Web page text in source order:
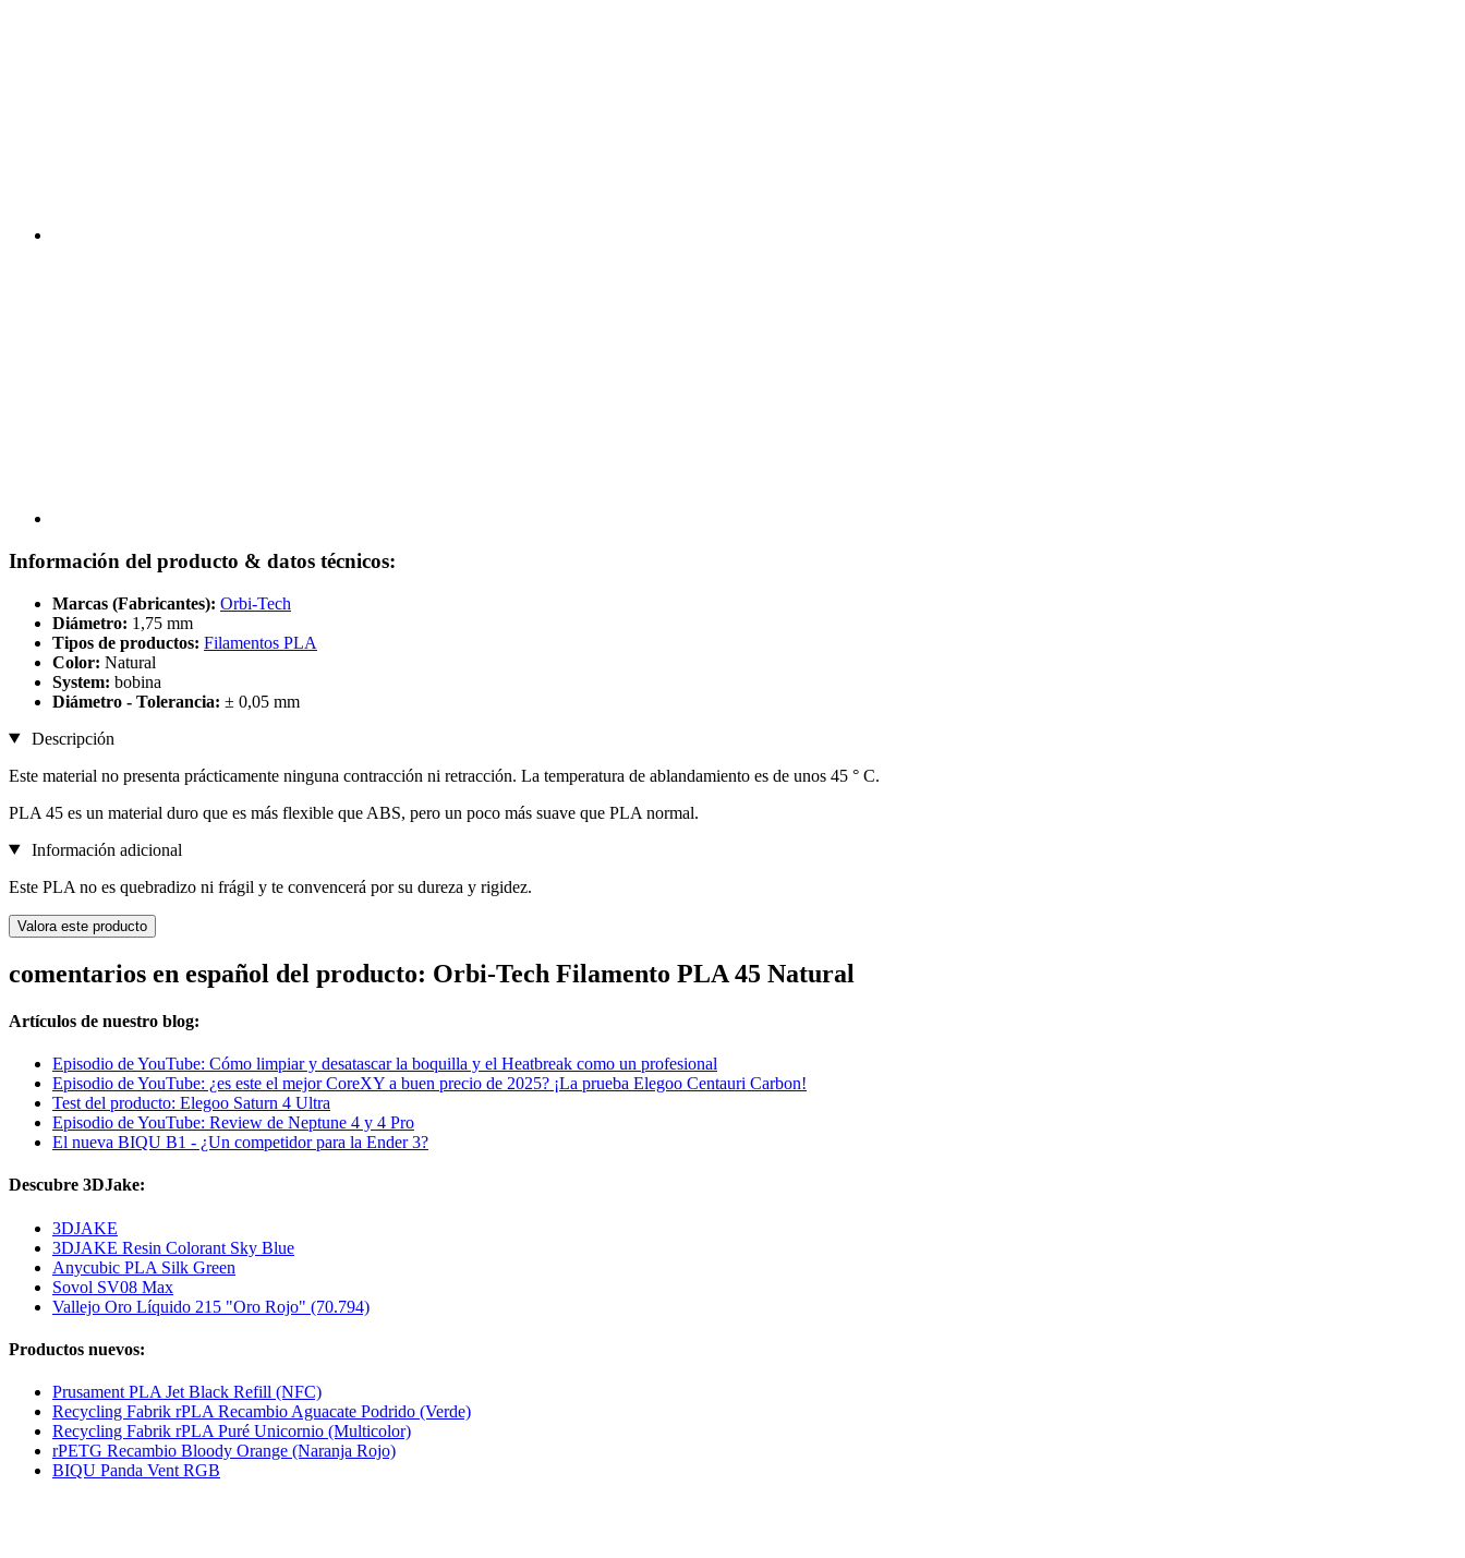
Información del producto & datos técnicos:
Marcas (Fabricantes): Orbi-Tech
Diámetro: 1,75 mm
Tipos de productos: Filamentos PLA
Color: Natural
System: bobina
Diámetro - Tolerancia: ± 0,05 mm
Descripción
Este material no presenta prácticamente ninguna contracción ni retracción. La temperatura de ablandamiento es de unos 45 ° C.
PLA 45 es un material duro que es más flexible que ABS, pero un poco más suave que PLA normal.
Información adicional
Este PLA no es quebradizo ni frágil y te convencerá por su dureza y rigidez.
Valora este producto
comentarios en español del producto: Orbi-Tech Filamento PLA 45 Natural
Artículos de nuestro blog:
Episodio de YouTube: Cómo limpiar y desatascar la boquilla y el Heatbreak como un profesional
Episodio de YouTube: ¿es este el mejor CoreXY a buen precio de 2025? ¡La prueba Elegoo Centauri Carbon!
Test del producto: Elegoo Saturn 4 Ultra
Episodio de YouTube: Review de Neptune 4 y 4 Pro
El nueva BIQU B1 - ¿Un competidor para la Ender 3?
Descubre 3DJake:
3DJAKE
3DJAKE Resin Colorant Sky Blue
Anycubic PLA Silk Green
Sovol SV08 Max
Vallejo Oro Líquido 215 "Oro Rojo" (70.794)
Productos nuevos:
Prusament PLA Jet Black Refill (NFC)
Recycling Fabrik rPLA Recambio Aguacate Podrido (Verde)
Recycling Fabrik rPLA Puré Unicornio (Multicolor)
rPETG Recambio Bloody Orange (Naranja Rojo)
BIQU Panda Vent RGB